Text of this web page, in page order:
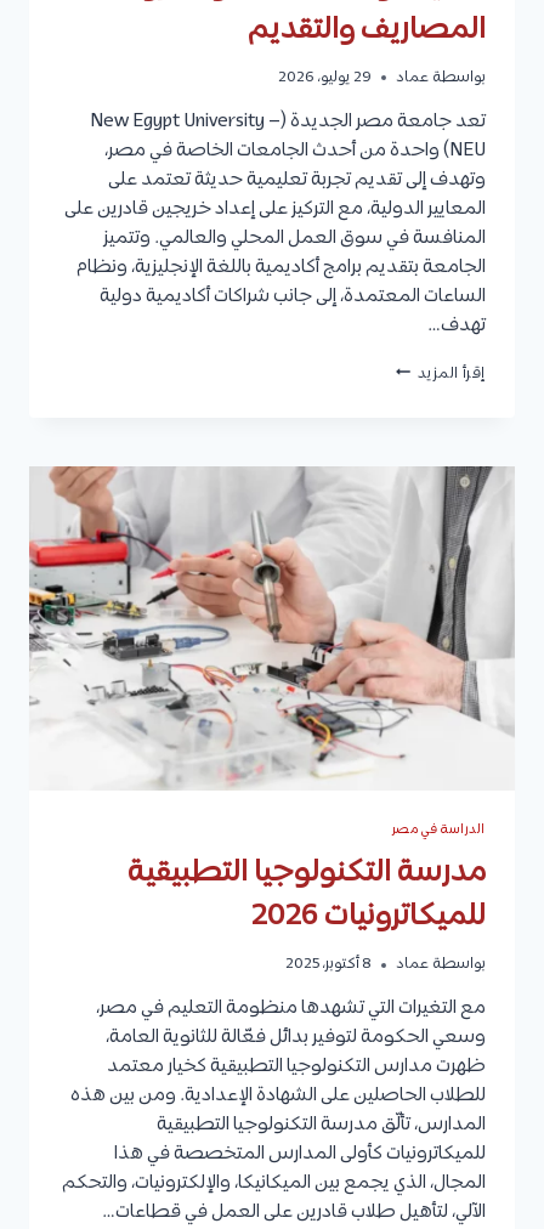
المصاريف والتقديم
بواسطة عماد 29 يوليو، 2026
تعد جامعة مصر الجديدة (New Egypt University –
NEU) واحدة من أحدث الجامعات الخاصة في مصر،
وتهدف إلى تقديم تجربة تعليمية حديثة تعتمد على
المعايير الدولية، مع التركيز على إعداد خريجين قادرين على
المنافسة في سوق العمل المحلي والعالمي. وتتميز
الجامعة بتقديم برامج أكاديمية باللغة الإنجليزية، ونظام
الساعات المعتمدة، إلى جانب شراكات أكاديمية دولية
تهدف…
إقرأ المزيد جامعة
|
الكليات
والتخصصات
المصاريف
والتقديم
الدراسة في مصر
مدرسة التكنولوجيا التطبيقية
للميكاترونيات 2026
بواسطة عماد 8 أكتوبر، 2025
مع التغيرات التي تشهدها منظومة التعليم في مصر،
وسعي الحكومة لتوفير بدائل فعّالة للثانوية العامة،
ظهرت مدارس التكنولوجيا التطبيقية كخيار معتمد
للطلاب الحاصلين على الشهادة الإعدادية. ومن بين هذه
المدارس، تألّق مدرسة التكنولوجيا التطبيقية
للميكاترونيات كأولى المدارس المتخصصة في هذا
المجال، الذي يجمع بين الميكانيكا، والإلكترونيات، والتحكم
الآلي، لتأهيل طلاب قادرين على العمل في قطاعات…